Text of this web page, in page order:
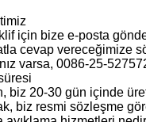
için bize e-posta
cevap vereceğimize
varsa, 0086-25-
biz 20-30 gün içinde
biz resmi sözleşme